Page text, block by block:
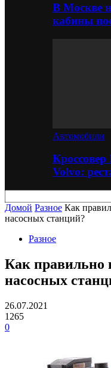
В Москве
кабины
Автомобили
Volvo:
Домой Разное Как
насосных станций?
Разное
Как правильно
насосных
26.07.2021
1265
0